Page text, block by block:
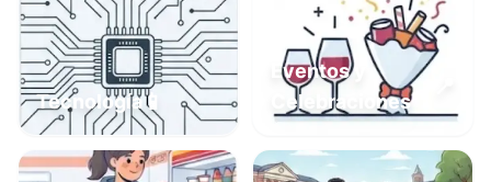
Tecnología📱
Eventos y
Celebraciones